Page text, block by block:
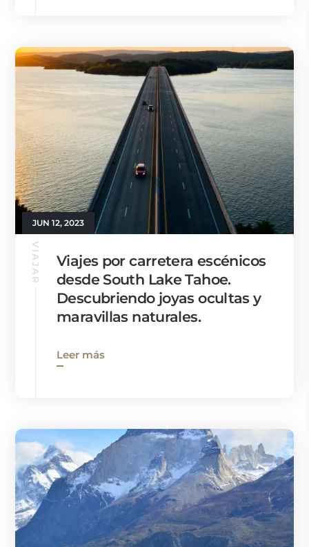
JUN 12, 2023
VIAJAR
Viajes por carretera escénicos
desde South Lake Tahoe.
Descubriendo joyas ocultas y
maravillas naturales.
Leer más